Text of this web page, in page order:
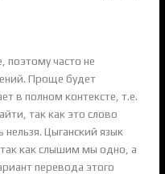
поэтому часто не
Проще будет
в полном контексте, т.е.
так как это слово
нельзя. Цыганский язык
как слышим мы одно, а
перевода этого